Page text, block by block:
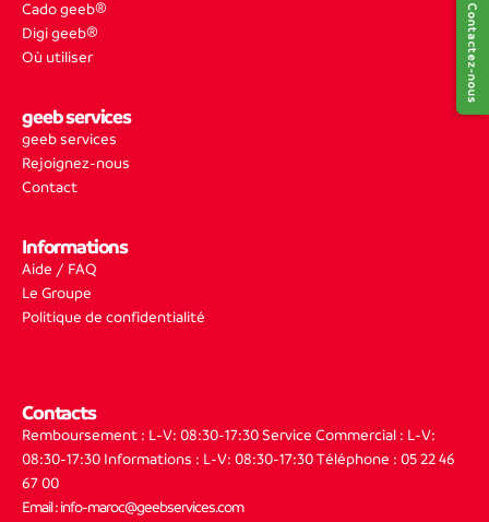
Contactez-nous
Cado geeb®
Digi geeb®
Où utiliser
geeb services
geeb services
Rejoignez-nous
Contact
Informations
Aide / FAQ
Le Groupe
Politique de confidentialité
Contacts
Remboursement : L-V: 08:30-17:30 Service Commercial : L-V:
08:30-17:30 Informations : L-V: 08:30-17:30 Téléphone : 05 22 46
67 00
Email : info-maroc@geebservices.com